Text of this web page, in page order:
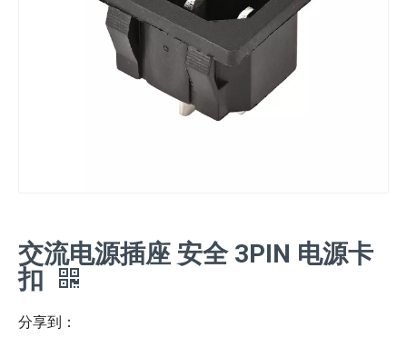
交流电源插座 安全 3PIN 电源卡
扣
分享到：